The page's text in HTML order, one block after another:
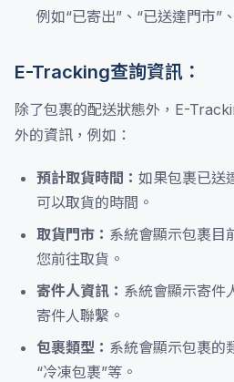
例如“已寄出”、“已送達門市”
E-Tracking查詢資訊：
除了包裹的配送狀態外，E-
外的資訊，例如：
預計取貨時間： 如果包裹已送
可以取貨的時間。
取貨門市： 系統會顯示包裹目
您前往取貨。
寄件人資訊： 系統會顯示寄件
寄件人聯繫。
包裹類型： 系統會顯示包裹的
“冷凍包裹”等。